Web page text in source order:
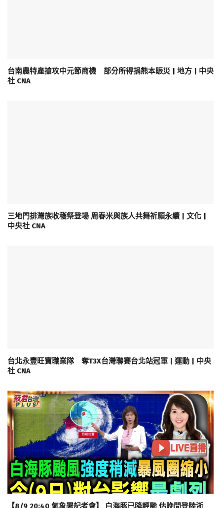
台南農特產搶攻中元節商機 部分所得捐熊本賑災 | 地方 | 中央
社 CNA
三地門排灣族收穫祭登場 周春米與族人共舞祈願永續 | 文化 |
中央社 CNA
台北永豐旺寶職業隊 奪T3X台灣聯賽台北站冠軍 | 運動 | 中央
社 CNA
【8/9 20:40 氣象署記者會】 白海豚已降輕颱 估晚間登陸浙